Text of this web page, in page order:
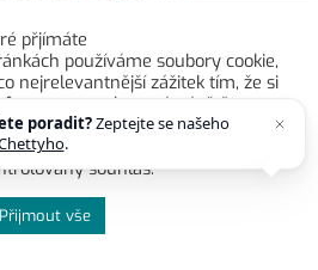
přjímáte
používáme soubory cookie,
nejrelevantnější zážitek tím, že si
a opakované návštěvy.
souhlasíte s používáním VŠECH
navštívit „Nastavení souborů
souhlas.
Přijmout vše
poradit?Zeptejte se našeho
.